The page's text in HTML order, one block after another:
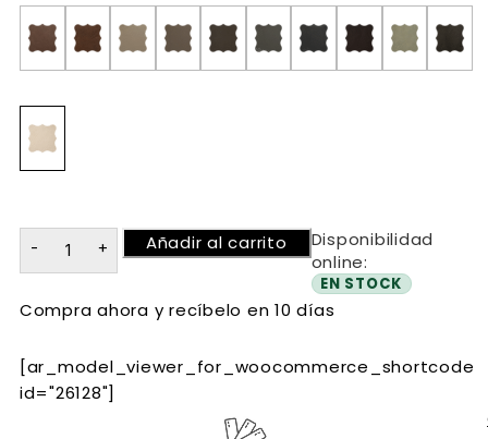
Añadir al carrito
Disponibilidad
online:
EN STOCK
Compra ahora y recíbelo en 10 días
[ar_model_viewer_for_woocommerce_shortcode
id="26128"]